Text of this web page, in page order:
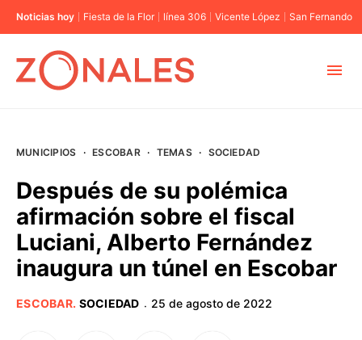
Noticias hoy Fiesta de la Flor línea 306 Vicente López San Fernando
BUENOS AIRES
PROVINCIAS
MUNICIPIOS · ESCOBAR · TEMAS · SOCIEDAD
Después de su polémica
afirmación sobre el fiscal
Luciani, Alberto Fernández
inaugura un túnel en Escobar
ESCOBAR. SOCIEDAD · 25 de agosto de 2022